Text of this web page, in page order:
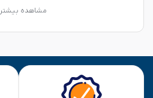
★
مشاهده بیشتر